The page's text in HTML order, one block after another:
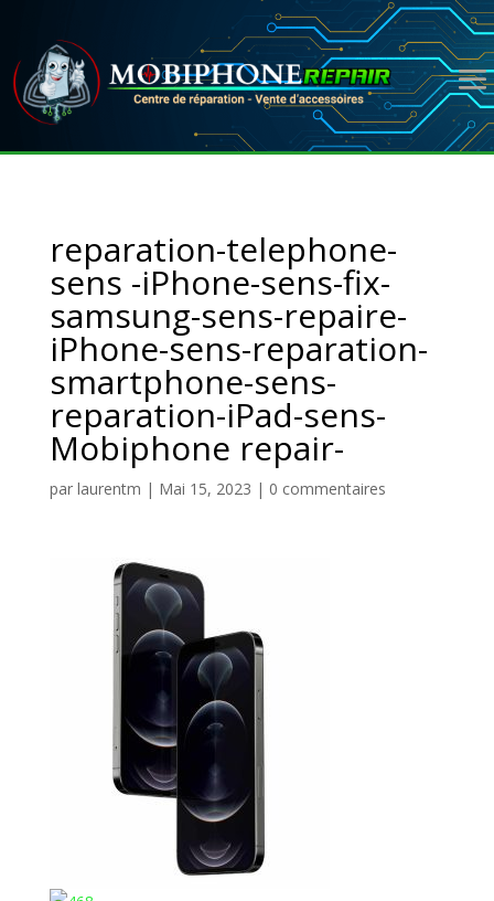
reparation-telephone-
sens -iPhone-sens-fix-
samsung-sens-repaire-
iPhone-sens-reparation-
smartphone-sens-
reparation-iPad-sens-
Mobiphone repair-
par laurentm | Mai 15, 2023 | 0 commentaires